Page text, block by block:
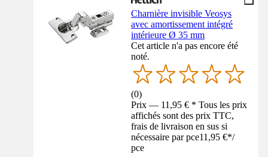
Charnière invisible Veosys
avec amortissement intégré
intérieure Ø 35 mm
Cet article n'a pas encore été
noté.
(0)
Prix — 11,95 € * Tous les prix
affichés sont des prix TTC,
frais de livraison en sus si
nécessaire par pce11,95 €*/
pce